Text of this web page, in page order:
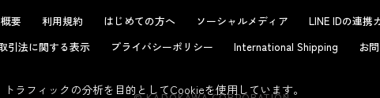
要 利用規約 はじめての方へ ソーシャルメディア LINE IDの連携
引法に関する表示
プライバシーポリシー International Shipping お
ラフィックの分析を目的としてCookieを使用しています。